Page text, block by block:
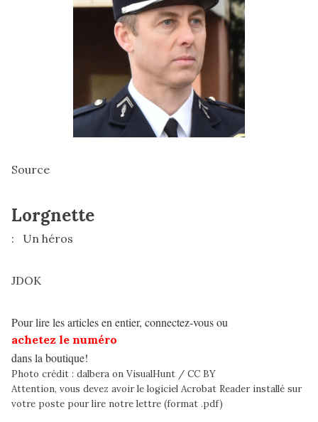
Source
Lorgnette
: Un héros
JDOK
Pour lire les articles en entier, connectez-vous ou
achetez le numéro
dans la boutique!
Photo crédit : dalbera on VisualHunt / CC BY
Attention, vous devez avoirle logiciel Acrobat Readerinstallé sur
votre poste pour lire notre lettre (format .pdf)